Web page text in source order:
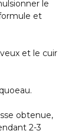
le
et
et le cuir
obtenue,
2-3